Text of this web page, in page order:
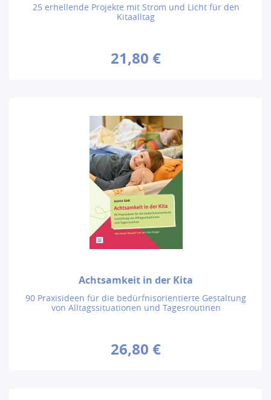
25 erhellende Projekte mit Strom und Licht für den
Kitaalltag
21,80 €
Achtsamkeit in der Kita
90 Praxisideen für die bedürfnisorientierte Gestaltung
von Alltagssituationen und Tagesroutinen
26,80 €